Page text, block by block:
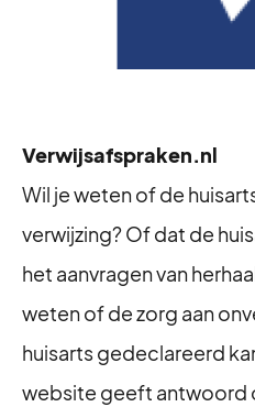
Verwijsafspraken.nl
Wil je weten of de
verwijzing? Of dat de
het aanvragen van
weten of de zorg aan
huisarts gedeclareerd
website geeft antwoord